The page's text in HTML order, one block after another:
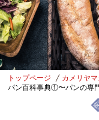
トップページ カメリヤ
パン百科事典①〜パンの専